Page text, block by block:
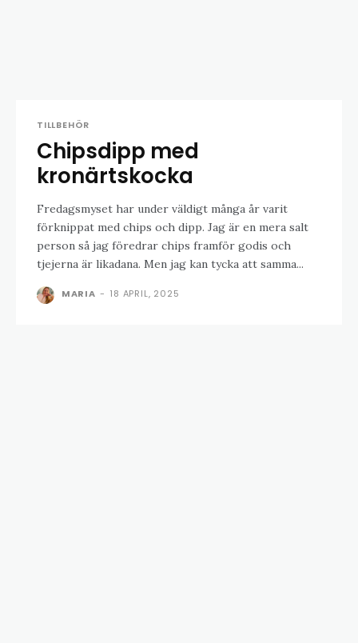
TILLBEHÖR
Chipsdipp med
kronärtskocka
Fredagsmyset har under väldigt många år varit
förknippat med chips och dipp. Jag är en mera salt
person så jag föredrar chips framför godis och
tjejerna är likadana. Men jag kan tycka att samma...
MARIA - 18 APRIL, 2025